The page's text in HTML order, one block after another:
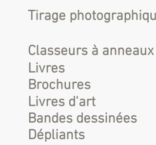
Classeurs à anneaux
Livres
Brochures
Livres d'art
Bandes dessinées
Dépliants
Tirage photographique